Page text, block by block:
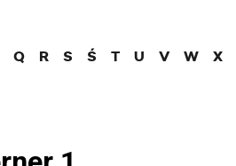
Q R S Ś T U V W X